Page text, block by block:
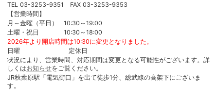
TEL 03-3253-9351 FAX 03-3253-9353
【営業時間】
月～金曜（平日） 10:30～19:00
土曜・祝日 10:30～18:00
2026年より開店時間は10:30に変更となりました。
日曜 定休日
状況により、営業時間、対応期間は変更となる可能性がございます。詳
しくはお知らせをご覧ください。
JR秋葉原駅「電気街口」を出て徒歩1分、総武線の高架下にございま
す。